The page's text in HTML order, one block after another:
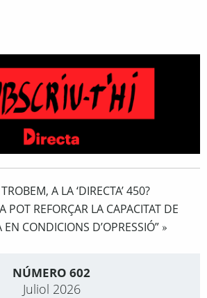
A LA ‘DIRECTA’ 450?
POT REFORÇAR LA CAPACITAT DE
EN CONDICIONS D’OPRESSIÓ”»
NÚMERO 602
Juliol 2026